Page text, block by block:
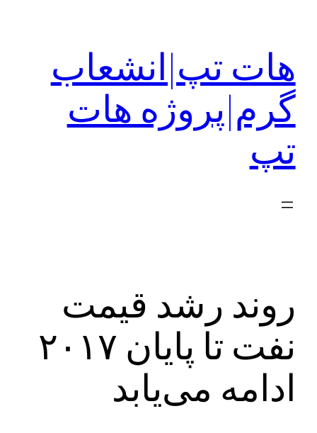
هات تپ|انشعاب
گرم|پروژه هات
تپ
روند رشد قیمت
نفت تا پایان ۲۰۱۷
ادامه می‌یابد